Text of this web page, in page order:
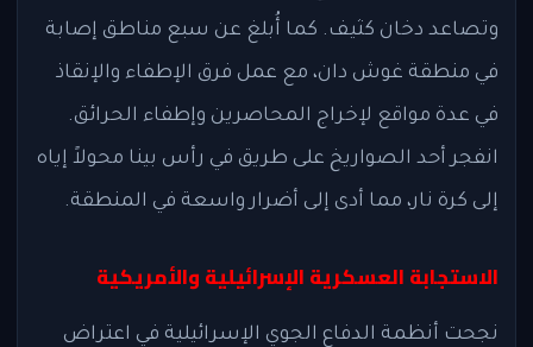
وتصاعد دخان كثيف. كما أُبلغ عن سبع مناطق إصابة
في منطقة غوش دان، مع عمل فرق الإطفاء والإنقاذ
في عدة مواقع لإخراج المحاصرين وإطفاء الحرائق.
انفجر أحد الصواريخ على طريق في رأس بينا محولاً إياه
إلى كرة نار، مما أدى إلى أضرار واسعة في المنطقة.
الاستجابة العسكرية الإسرائيلية والأمريكية
نجحت أنظمة الدفاع الجوي الإسرائيلية في اعتراض